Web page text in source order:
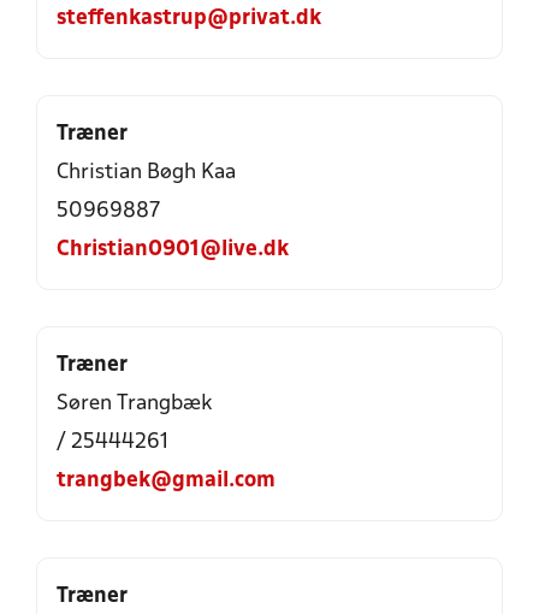
steffenkastrup@privat.dk
Træner
Christian Bøgh Kaa
50969887
Christian0901@live.dk
Træner
Søren Trangbæk
/ 25444261
trangbek@gmail.com
Træner